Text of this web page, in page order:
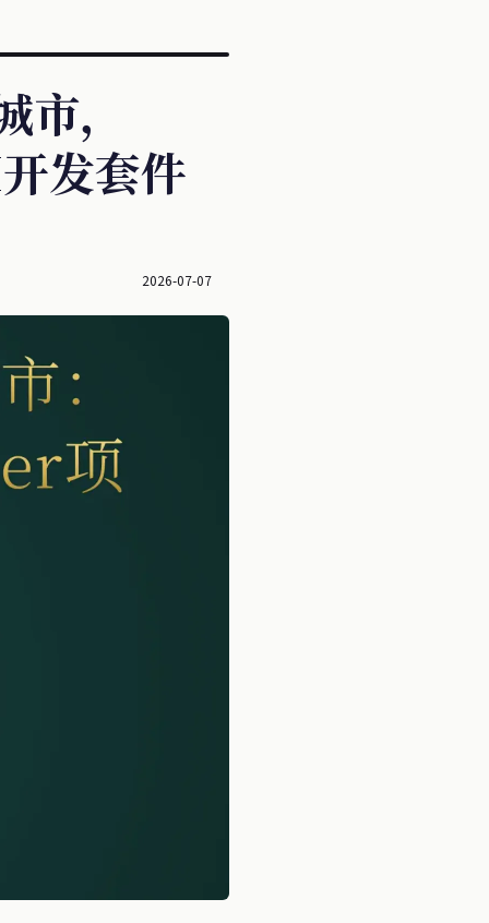
，
发套件
2026-07-07